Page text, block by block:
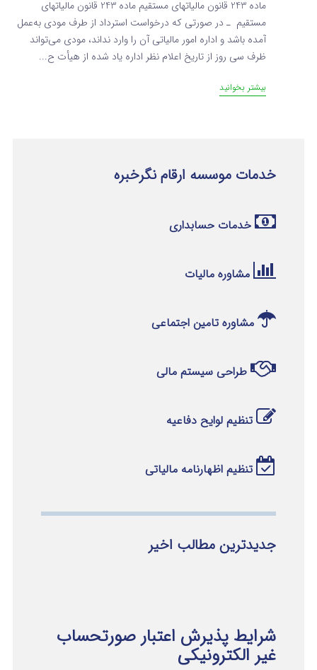
ماده 243 قانون مالیاتهای مستقیم ماده 243 قانون مالیاتهای
مستقیم ـ در صورتی که درخواست استرداد از طرف مودی به‌عمل
آمده باشد و اداره امور مالیاتی آن را وارد نداند، مودی می‌تواند
ظرف سی روز از تاریخ اعلام نظر اداره یاد شده از هیأت ح...
بیشتر بخوانید
خدمات موسسه ارقام نگرخبره
خدمات حسابداری
مشاوره مالیات
مشاوره تامین اجتماعی
طراحی سیستم مالی
تنظیم لوایح دفاعیه
تنظیم اظهارنامه مالیاتی
جدیدترین مطالب اخیر
شرایط پذیرش اعتبار صورتحساب
غیر الکترونیکی